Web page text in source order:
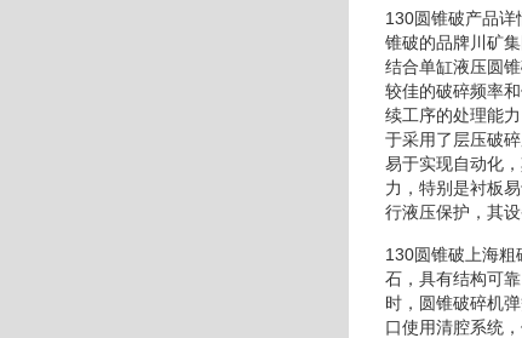
130圆锥破产品详
锥破的品牌川矿
结合单缸液压圆
较佳的破碎频率
续工序的处理能
于采用了层压破
易于实现自动化
力，特别是衬板
行液压保护，其设
130圆锥破上海
石，具有结构可
时，圆锥破碎机
口使用清腔系统